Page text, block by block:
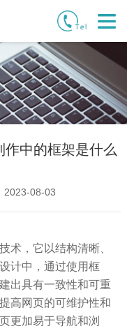
中的框架是什么
08-03
术，它以结构清晰、
计中，通过使用框
出具有一致性和可重
高网页的可维护性和
更加易于导航和浏